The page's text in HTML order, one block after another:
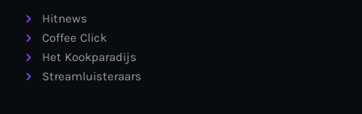
Hitnews
Coffee Click
Het Kookparadijs
Streamluisteraars